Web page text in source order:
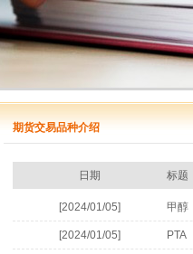
期货交易品种介绍
日期 标题
[2024/01/05] 甲醇
[2024/01/05] PTA